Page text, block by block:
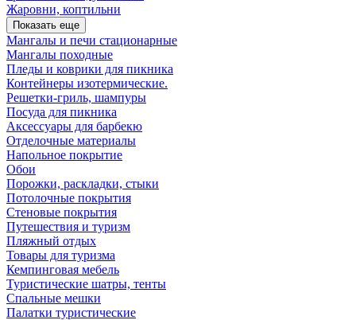
Жаровни, коптильни
Показать еще
Мангалы и печи стационарные
Мангалы походные
Пледы и коврики для пикника
Контейнеры изотермические.
Решетки-гриль, шампуры
Посуда для пикника
Аксессуары для барбекю
Отделочные материалы
Напольное покрытие
Обои
Порожки, раскладки, стыки
Потолочные покрытия
Стеновые покрытия
Путешествия и туризм
Пляжный отдых
Товары для туризма
Кемпинговая мебель
Туристические шатры, тенты
Спальные мешки
Палатки туристические